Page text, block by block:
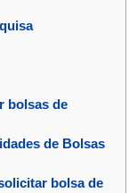
bolsas de
de Bolsas
bolsa de